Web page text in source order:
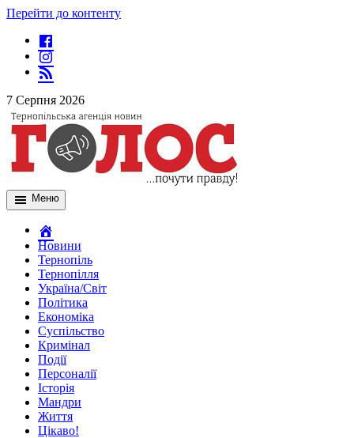
Перейти до контенту
7 Серпня 2026
Меню
Новини
Тернопіль
Тернопілля
Україна/Світ
Політика
Економіка
Суспільство
Кримінал
Події
Персоналії
Історія
Мандри
Життя
Цікаво!